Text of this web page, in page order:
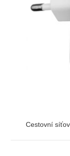
Cestovní